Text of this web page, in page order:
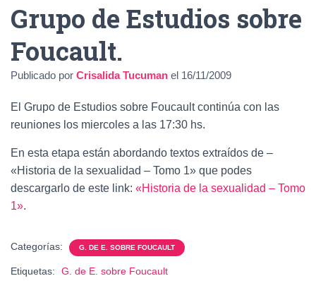
N
Grupo de Estudios sobre
Foucault.
Publicado por Crisalida Tucuman el 16/11/2009
El Grupo de Estudios sobre Foucault continúa con las
reuniones los miercoles a las 17:30 hs.
En esta etapa están abordando textos extraídos de –
«Historia de la sexualidad – Tomo 1» que podes
descargarlo de este link: «Historia de la sexualidad – Tomo
1».
Categorías: G. DE E. SOBRE FOUCAULT
Etiquetas: G. de E. sobre Foucault